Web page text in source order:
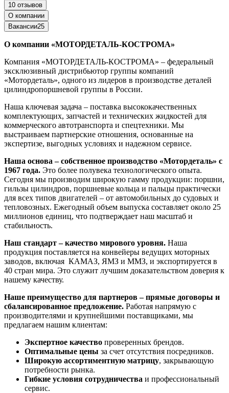
10 отзывов
О компании
Вакансии25
О компании «МОТОРДЕТАЛЬ-КОСТРОМА»
Компания «МОТОРДЕТАЛЬ-КОСТРОМА» – федеральный
эксклюзивный дистрибьютор группы компаний
«Мотордеталь», одного из лидеров в производстве деталей
цилиндропоршневой группы в России.
Наша ключевая задача – поставка высококачественных
комплектующих, запчастей и технических жидкостей для
коммерческого автотранспорта и спецтехники. Мы
выстраиваем партнерские отношения, основанные на
экспертизе, выгодных условиях и надежном сервисе.
Наша основа – собственное производство «Мотордеталь» с
1967 года. Это более полувека технологического опыта.
Сегодня мы производим широкую гамму продукции: поршни,
гильзы цилиндров, поршневые кольца и пальцы практически
для всех типов двигателей – от автомобильных до судовых и
тепловозных. Ежегодный объем выпуска составляет около 25
миллионов единиц, что подтверждает наш масштаб и
стабильность.
Наш стандарт – качество мирового уровня. Наша
продукция поставляется на конвейеры ведущих моторных
заводов, включая КАМАЗ, ЯМЗ и ММЗ, и экспортируется в
40 стран мира. Это служит лучшим доказательством доверия к
нашему качеству.
Наше преимущество для партнеров – прямые договоры и
сбалансированное предложение. Работая напрямую с
производителями и крупнейшими поставщиками, мы
предлагаем нашим клиентам:
Экспертное качество проверенных брендов.
Оптимальные цены за счет отсутствия посредников.
Широкую ассортиментную матрицу, закрывающую
потребности рынка.
Гибкие условия сотрудничества и профессиональный
сервис.